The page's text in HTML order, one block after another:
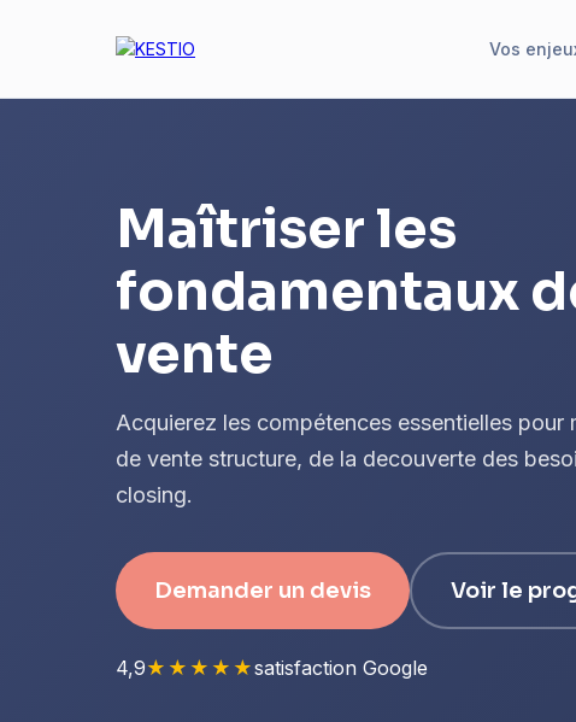
Vos
Maîtriser les
fondamentaux
vente
Acquierez les compétences essentielles pour
de vente structure, de la decouverte des
closing.
Demander un devis Voir le
4,9★★★★★satisfaction Google